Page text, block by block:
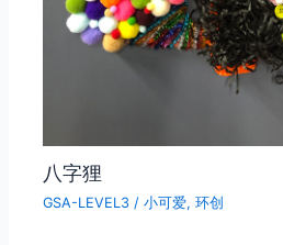
八字狸
GSA-LEVEL3 /小可爱,环创